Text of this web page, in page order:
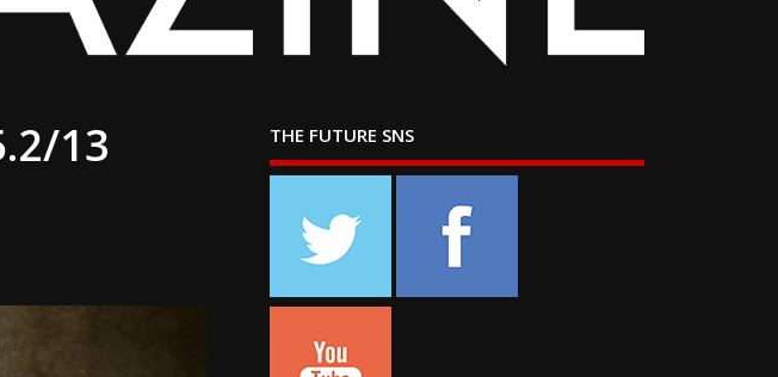
13 THE FUTURE SNS